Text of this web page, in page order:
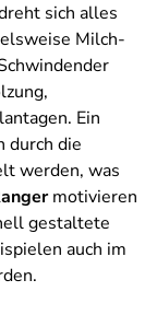
sich alles
Milch-
Ein
durch die
werden, was
motivieren
gestaltete
auch im